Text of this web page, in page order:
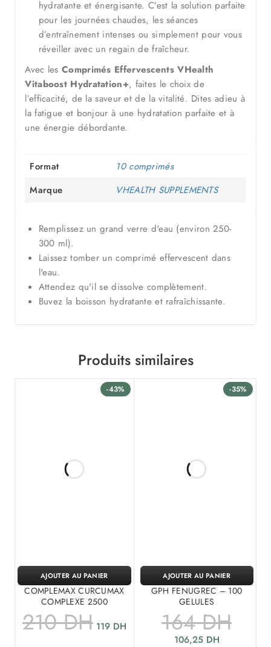
hydratante et énergisante. C’est la solution parfaite
pour les journées chaudes, les séances
d’entraînement intenses ou simplement pour vous
réveiller avec un regain de fraîcheur.
Avec lesComprimés Effervescents VHealth
Vitaboost Hydratation+, faites le choix de
l’efficacité, de la saveur et de la vitalité. Dites adieu à
la fatigue et bonjour à une hydratation parfaite et à
une énergie débordante.
Format
10 comprimés
Marque
VHEALTH SUPPLEMENTS
Remplissez un grand verre d'eau (environ 250-
300 ml).
Laissez tomber un comprimé effervescent dans
l'eau.
Attendez qu'il se dissolve complètement.
Buvez la boisson hydratante et rafraîchissante.
Produits similaires
-43%
COMPLEMAX CURCUMAX
COMPLEXE 2500
210DH 119 DH
AJOUTER AU PANIER
-35%
GPH FENUGREC – 100
GELULES
164DH
106,25 DH
AJOUTER AU PANIER